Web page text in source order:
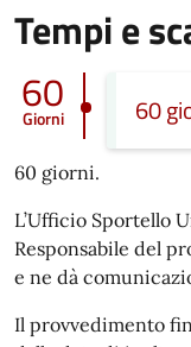
Tempi e
60
Giorni 60
60 giorni.
L’Ufficio Sportello
Responsabile del
e ne dà
Il provvedimento